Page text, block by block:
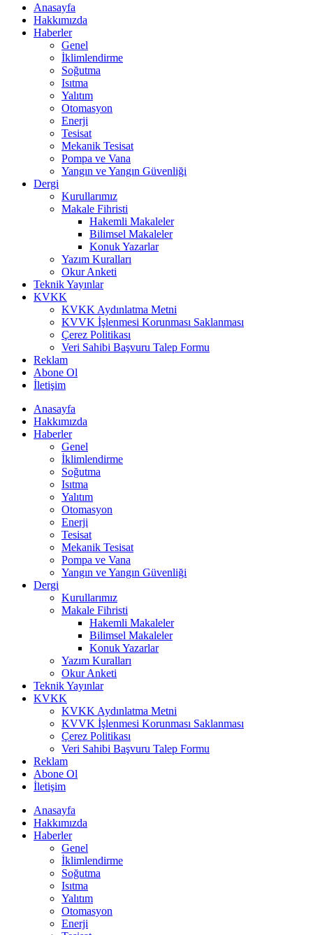
Anasayfa
Hakkımızda
Haberler
Genel
İklimlendirme
Soğutma
Isıtma
Yalıtım
Otomasyon
Enerji
Tesisat
Mekanik Tesisat
Pompa ve Vana
Yangın ve Yangın Güvenliği
Dergi
Kurullarımız
Makale Fihristi
Hakemli Makaleler
Bilimsel Makaleler
Konuk Yazarlar
Yazım Kuralları
Okur Anketi
Teknik Yayınlar
KVKK
KVKK Aydınlatma Metni
KVVK İşlenmesi Korunması Saklanması
Çerez Politikası
Veri Sahibi Başvuru Talep Formu
Reklam
Abone Ol
İletişim
Anasayfa
Hakkımızda
Haberler
Genel
İklimlendirme
Soğutma
Isıtma
Yalıtım
Otomasyon
Enerji
Tesisat
Mekanik Tesisat
Pompa ve Vana
Yangın ve Yangın Güvenliği
Dergi
Kurullarımız
Makale Fihristi
Hakemli Makaleler
Bilimsel Makaleler
Konuk Yazarlar
Yazım Kuralları
Okur Anketi
Teknik Yayınlar
KVKK
KVKK Aydınlatma Metni
KVVK İşlenmesi Korunması Saklanması
Çerez Politikası
Veri Sahibi Başvuru Talep Formu
Reklam
Abone Ol
İletişim
Anasayfa
Hakkımızda
Haberler
Genel
İklimlendirme
Soğutma
Isıtma
Yalıtım
Otomasyon
Enerji